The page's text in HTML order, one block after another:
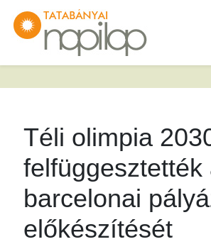
Téli olimpia
felfüggesztették
barcelonai
előkészítését